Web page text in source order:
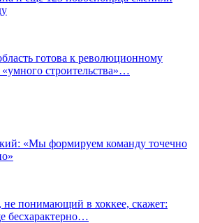
готова к революционному
строительства»…
«Мы формируем команду точечно
не понимающий в хоккее, скажет:
бесхарактерно…